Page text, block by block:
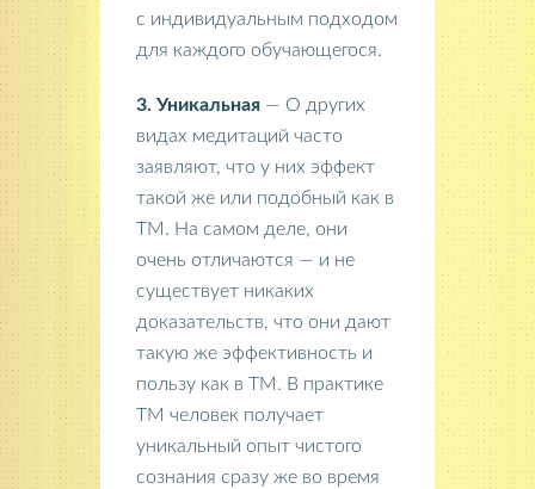
с индивидуальным подходом
для каждого обучающегося.
3. Уникальная — О других
видах медитаций часто
заявляют, что у них эффект
такой же или подобный как в
ТМ. На самом деле, они
очень отличаются — и не
существует никаких
доказательств, что они дают
такую же эффективность и
пользу как в ТМ. В практике
ТМ человек получает
уникальный опыт чистого
сознания сразу же во время